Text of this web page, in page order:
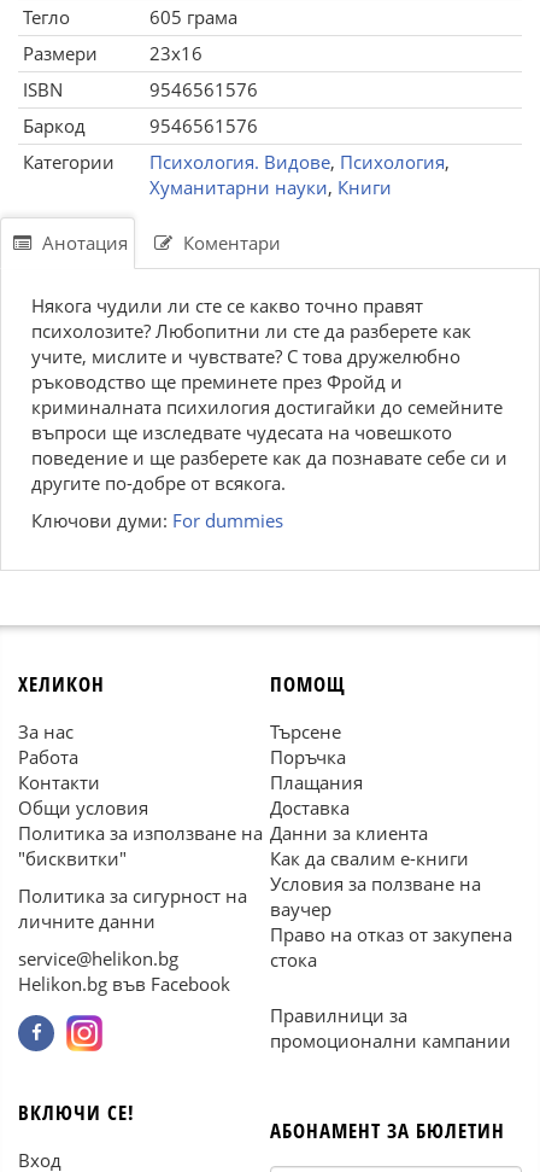
Тегло
605 грама
Размери
23x16
ISBN
9546561576
Баркод
9546561576
Категории
Психология. Видове, Психология,
Хуманитарни науки, Книги
Анотация Коментари
Някога чудили ли сте се какво точно правят
психолозите? Любопитни ли сте да разберете как
учите, мислите и чувствате? С това дружелюбно
ръководство ще преминете през Фройд и
криминалната психилогия достигайки до семейните
въпроси ще изследвате чудесата на човешкото
поведение и ще разберете как да познавате себе си и
другите по-добре от всякога.
Ключови думи: For dummies
ХЕЛИКОН
За нас
Работа
Контакти
Общи условия
Политика за използване на
"бисквитки"
Политика за сигурност на
личните данни
service@helikon.bg
Helikon.bg във Facebook
ПОМОЩ
Търсене
Поръчка
Плащания
Доставка
Данни за клиента
Как да свалим е-книги
Условия за ползване на
ваучер
Право на отказ от закупена
стока
Правилници за
промоционални кампании
ВКЛЮЧИ СЕ!
Вход
АБОНАМЕНТ ЗА БЮЛЕТИН